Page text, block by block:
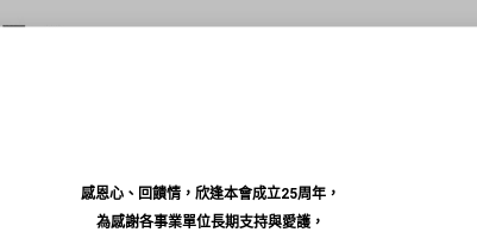
感恩心、回饋情，欣逢本會成立25周年，
為感謝各事業單位長期支持與愛護，